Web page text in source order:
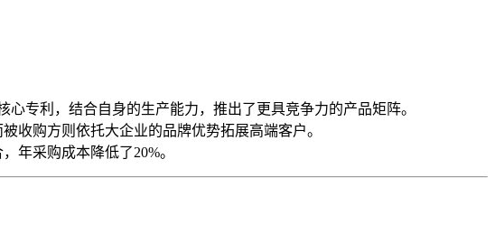
专利，结合自身的生产能力，推出了更具竞争力的产品矩阵。
收购方则依托大企业的品牌优势拓展高端客户。
年采购成本降低了20%。